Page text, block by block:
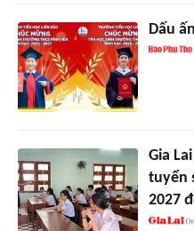
Dấu
Gia
tuyển
2027